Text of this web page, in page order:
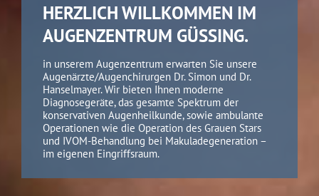
HERZLICH WILLKOMMEN IM
AUGENZENTRUM GÜSSING.
in unserem Augenzentrum erwarten Sie unsere
Augenärzte/Augenchirurgen Dr. Simon und Dr.
Hanselmayer. Wir bieten Ihnen moderne
Diagnosegeräte, das gesamte Spektrum der
konservativen Augenheilkunde, sowie ambulante
Operationen wie die Operation des Grauen Stars
und IVOM-Behandlung bei Makuladegeneration –
im eigenen Eingriffsraum.